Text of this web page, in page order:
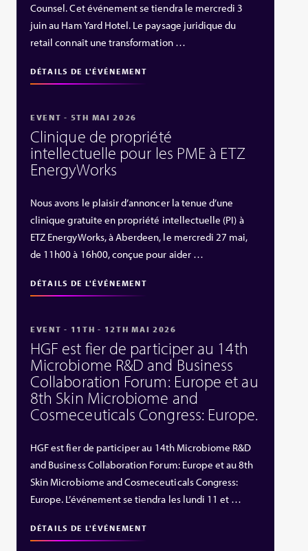
Counsel. Cet événement se tiendra le mercredi 3
juin au Ham Yard Hotel. Le paysage juridique du
retail connaît une transformation …
DÉTAILS DE L'ÉVÉNEMENT
EVENT - 5TH MAI 2026
Clinique de propriété
intellectuelle pour les PME à ETZ
EnergyWorks
Nous avons le plaisir d’annoncer la tenue d’une
clinique gratuite en propriété intellectuelle (PI) à
ETZ EnergyWorks, à Aberdeen, le mercredi 27 mai,
de 11h00 à 16h00, conçue pour aider …
DÉTAILS DE L'ÉVÉNEMENT
EVENT - 11TH - 12TH MAI 2026
HGF est fier de participer au 14th
Microbiome R&D and Business
Collaboration Forum: Europe et au
8th Skin Microbiome and
Cosmeceuticals Congress: Europe.
HGF est fier de participer au 14th Microbiome R&D
and Business Collaboration Forum: Europe et au 8th
Skin Microbiome and Cosmeceuticals Congress:
Europe. L’événement se tiendra les lundi 11 et …
DÉTAILS DE L'ÉVÉNEMENT